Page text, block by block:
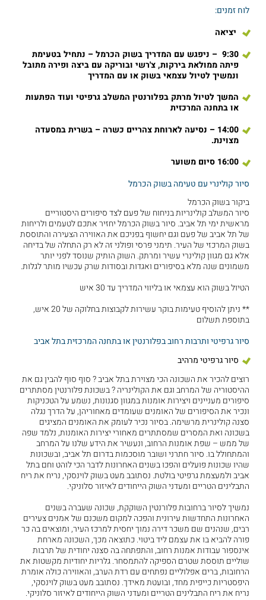
לוח זמנים:
יציאה
9:30 – ניפגש עם המדריך בשוק הכרמל – נתחיל בטעימת
פיתה ממולאת בירקות, צ'רשי ובוריקה עם ביצה ופירה מתובל
ונמשיך לטיול עצמאי בשוק או עם המדריך
המשך לטיול מרתק בפלורנטין המשלב גרפיטי ועוד הפתעות
או בתחנה המרכזית
14:00 – נסיעה לארוחת צהריים כשרה – בשרית במסעדה
מצוינת.
16:00 סיום משוער
סיור קולינרי עם טעימה בשוק הכרמל
ביקור בשוק הכרמל
סיור המשלב קולינריות בניחוח של פעם לצד סיפורים היסטוריים
מראשית ימי תל אביב. סיור בשוק הכרמל יחזיר אתכם לטעמים ולריחות
של תל אביב של פעם וגם יחשוף בפניכם את האווירה הצעירה והתוססת
בשוק המרכזי של העיר. תימני פרסי ופולני זה לא רק התחלה של בדיחה
אלא גם מגוון קולינרי עשיר ומרתק. השוק הותיק שנוסד לפני יותר
משמונים שנה מלא בסיפורים ואגדות ובסודות שרק עכשיו מותר לגלות.
הטיול בשוק הוא עצמאי או בליווי המדריך עד 30 איש
** ניתן להוסיף טעימות בוקר עשירות לקבוצות בחלוקה של 20 איש,
בתוספת תשלום
סיור גרפיטי ותרבות רחוב בפלורנטין או בתחנה המרכזית בתל אביב
סיור גרפיטי מרהיב
רוצים להכיר את השכונה הכי מצוירת בתל אביב ? סוף סוף להבין גם את
ההיסטוריה של המרחב וגם את הקולינריה ? בשכונת פלורנטין מסתתרים
סיפורים מעניינים ויצירות אומנות במגוון סגנונות, נשמע על הטכניקות
ונכיר את הסיפורים של האומנים שעומדים מאחוריהן, על הדרך נגלה
סצנה קולינרית מרשימה. בסיור נכיר לעומק את האומנים המציגים
בשכונה ואת המסרים שמסתתרים מאחורי יצירות האומנות, נלמד שפה
של ממש – שפת אומנות הרחוב, ונעשיר את הידע שלנו על המרחב
והמתחולל בו. סיור חתרני ושובר מוסכמות בדרום תל אביב, ובשכונות
שהיו שכונות פועלים והפכו בשנים האחרונות לדבר הכי לוהט וחם בתל
אביב ולמעצמת גרפיטי בולטת. נסתובב מעט בשוק לוינסקי, נריח את ריח
התבלינים הטריים ומעדני השוק הייחודים לאיזור סלוניקי.
נמשיך לסיור ברחובות פלורנטין השוקקת, שכונה שעברה בשנים
האחרונות התחדשות עירונית והפכה למקום משכנם של אמנים צעירים
רבים, שנהנים שם משכר דירה נמוך יחסית למרכז העיר, ומוצאים בה כר
פורה להביא בו את עצמם ליד ביטוי. כתוצאה מכך, השכונה מארחת
אינספור עבודות אמנות רחוב, והתפתחה בה סצנה יחודית של תרבות
שוליים תוססת שטרם הספיקה להתמסחר. גלריות יחודיות מקשטות את
הרחובות, ברים אפלוליים נפתחים עם רדת הערב, והאווירה כולה אומרת
היפסטריות כייפית מחד, ובועטת מאידך. נסתובב מעט בשוק לוינסקי,
נריח את ריח התבלינים הטריים ומעדני השוק הייחודים לאיזור סלוניקי.